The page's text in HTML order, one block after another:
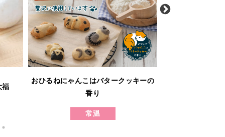
福
おひるねにゃんこはバタークッキーの
香り
常温